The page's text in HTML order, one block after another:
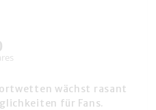
wächst rasant
für Fans.